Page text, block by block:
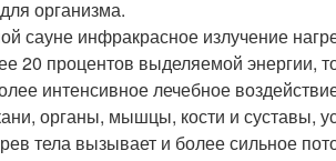
организма.
сауне инфракрасное излучение
20 процентов выделяемой энергии,
интенсивное лечебное
органы, мышцы, кости и суставы,
тела вызывает и более сильное